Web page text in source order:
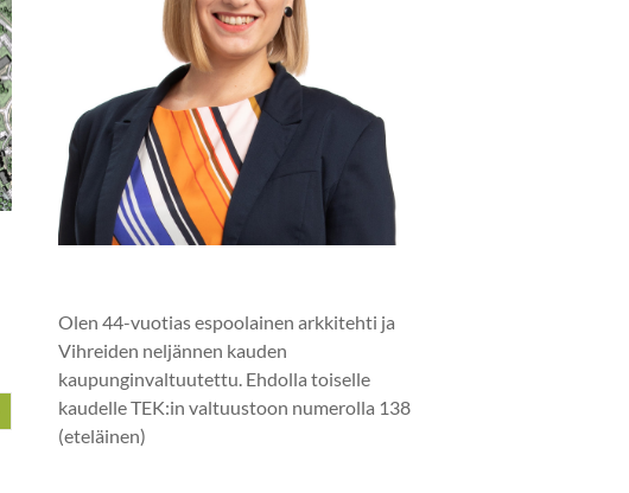
Olen 44-vuotias espoolainen arkkitehti ja
Vihreiden neljännen kauden
kaupunginvaltuutettu. Ehdolla toiselle
kaudelle TEK:in valtuustoon numerolla 138
(eteläinen)